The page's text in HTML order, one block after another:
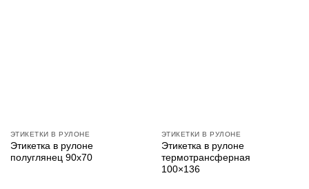
ЭТИКЕТКИ В РУЛОНЕ
Этикетка в рулоне
полуглянец 90х70
ЭТИКЕТКИ В РУЛОНЕ
Этикетка в рулоне
термотрансферная
100×136